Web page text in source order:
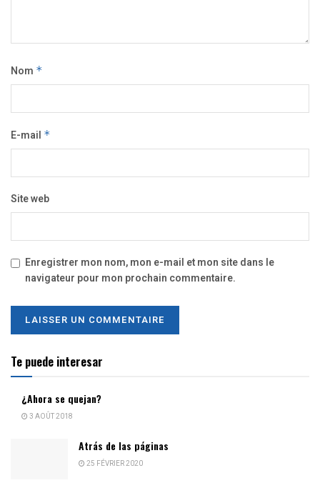
Nom *
E-mail *
Site web
Enregistrer mon nom, mon e-mail et mon site dans le
navigateur pour mon prochain commentaire.
Te puede interesar
¿Ahora se quejan?
3 AOÛT 2018
Atrás de las páginas
25 FÉVRIER 2020